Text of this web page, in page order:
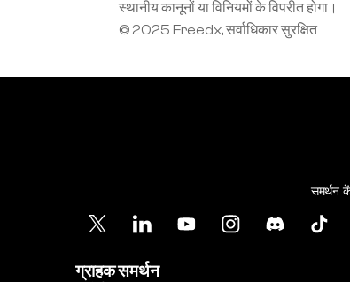
स्थानीय कानूनों या विनियमों के विपरीत होगा।
© 2025 Freedx, सर्वाधिकार सुरक्षित
समर्थन
ग्राहक समर्थन